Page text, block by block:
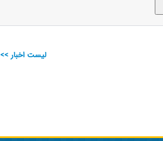
لیست اخبار >>